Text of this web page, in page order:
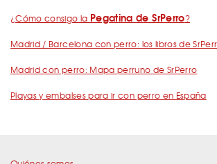
¿Cómo consigo la Pegatina de SrPerro?
Madrid / Barcelona con perro: los libros de
Madrid con perro: Mapa perruno de SrPerro
Playas y embalses para ir con perro en España